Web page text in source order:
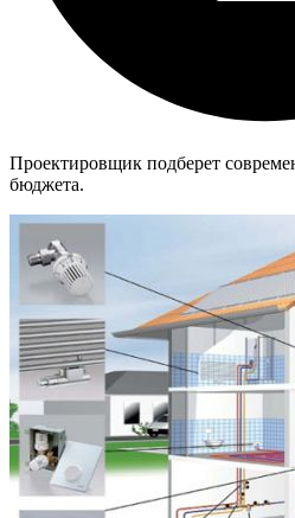
Проектировщик подберет
бюджета.